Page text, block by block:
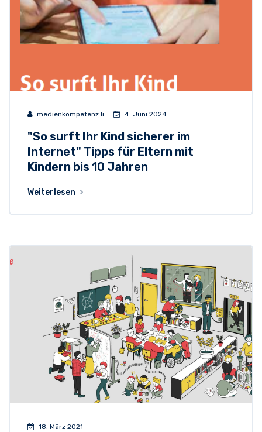
medienkompetenz.li 4. Juni 2024
"So surft Ihr Kind sicherer im
Internet" Tipps für Eltern mit
Kindern bis 10 Jahren
Weiterlesen
18. März 2021